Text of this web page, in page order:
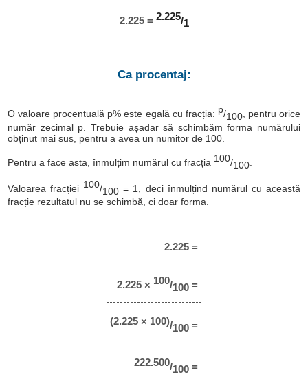
2.225 = 2.225/1
Ca procentaj:
O valoare procentuală p% este egală cu fracția: p/100, pentru orice
număr zecimal p. Trebuie așadar să schimbăm forma numărului
obținut mai sus, pentru a avea un numitor de 100.
Pentru a face asta, înmulțim numărul cu fracția 100/100
Valoarea fracției 100/100 = 1, deci înmulțind numărul cu această
fracție rezultatul nu se schimbă, ci doar forma.
2.225 =
2.225 × 100/100 =
(2.225 × 100)/100 =
222.500/100 =